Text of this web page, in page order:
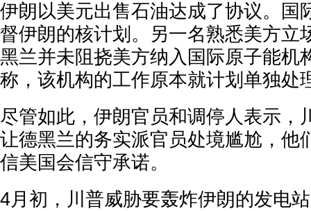
伊朗以美元出售石油达成了协议。国
督伊朗的核计划。另一名熟悉美方立
黑兰并未阻挠美方纳入国际原子能机
称，该机构的工作原本就计划单独处
尽管如此，伊朗官员和调停人表示，
让德黑兰的务实派官员处境尴尬，他
信美国会信守承诺。
4月初，川普威胁要轰炸伊朗的发电